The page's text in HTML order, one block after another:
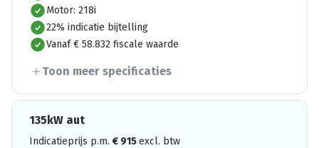
Motor: 218i
22% indicatie bijtelling
Vanaf € 58.832 fiscale waarde
Toon meer specificaties
135kW aut
Indicatieprijs p.m. € 915excl. btw